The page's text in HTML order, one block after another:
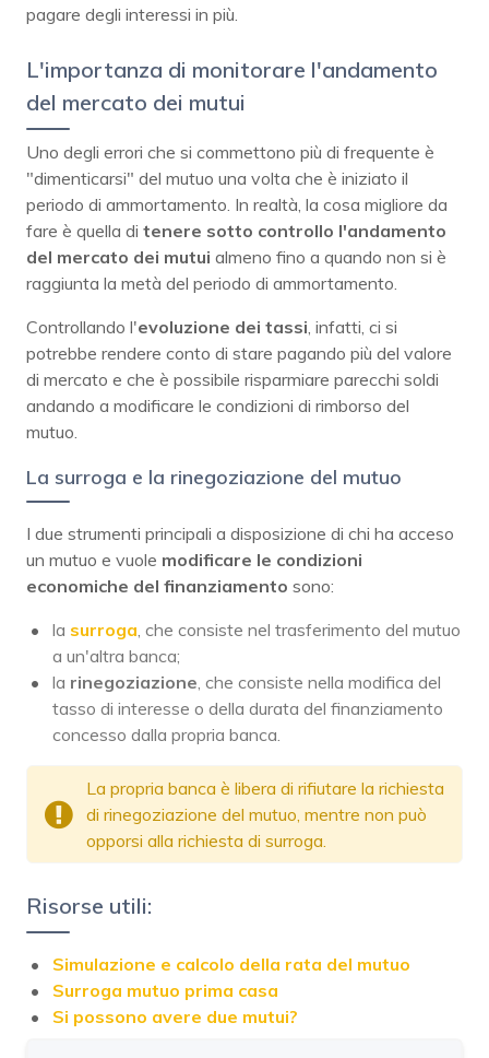
pagare degli interessi in più.
L'importanza di monitorare l'andamento
del mercato dei mutui
Uno degli errori che si commettono più di frequente è
"dimenticarsi" del mutuo una volta che è iniziato il
periodo di ammortamento. In realtà, la cosa migliore da
fare è quella di tenere sotto controllo l'andamento
del mercato dei mutui almeno fino a quando non si è
raggiunta la metà del periodo di ammortamento.
Controllando l'evoluzione dei tassi , infatti, ci si
potrebbe rendere conto di stare pagando più del valore
di mercato e che è possibile risparmiare parecchi soldi
andando a modificare le condizioni di rimborso del
mutuo.
La surroga e la rinegoziazione del mutuo
I due strumenti principali a disposizione di chi ha acceso
un mutuo e vuole modificare le condizioni
economiche del finanziamento sono:
la surroga , che consiste nel trasferimento del mutuo
a un'altra banca;
la rinegoziazione , che consiste nella modifica del
tasso di interesse o della durata del finanziamento
concesso dalla propria banca.
La propria banca è libera di rifiutare la richiesta
di rinegoziazione del mutuo, mentre non può
opporsi alla richiesta di surroga.
Risorse utili:
Simulazione e calcolo della rata del mutuo
Surroga mutuo prima casa
Si possono avere due mutui?